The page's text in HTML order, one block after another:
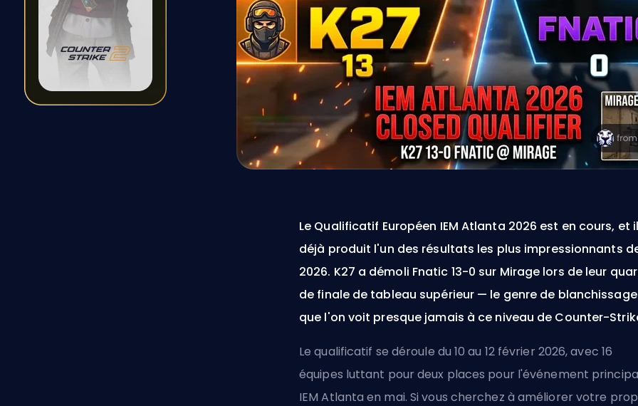
Le Qualificatif Européen IEM Atlanta 2026 est en cours, et
déjà produit l'un des résultats les plus impressionnants
2026. K27 a démoli Fnatic 13-0 sur Mirage lors de leur
de finale de tableau supérieur — le genre de blanchissage
que l'on voit presque jamais à ce niveau de Counter-
Le qualificatif se déroule du 10 au 12 février 2026, avec 16
équipes luttant pour deux places pour l'événement
IEM Atlanta en mai. Si vous cherchez à améliorer votre